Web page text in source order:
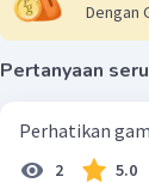
Dengan
Pertanyaan
2 5.0